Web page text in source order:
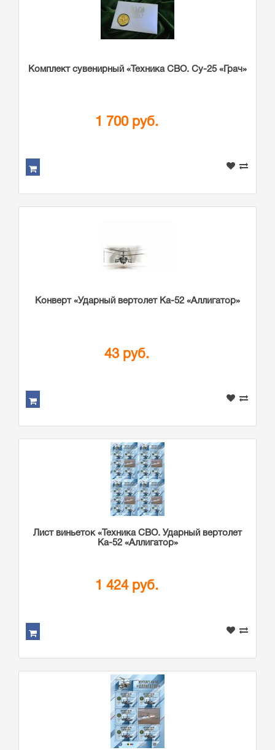
Комплект сувенирный «Техника СВО. Су-25 «Грач»
1 700 руб.
Конверт «Ударный вертолет Ка-52 «Аллигатор»
43 руб.
Лист виньеток «Техника СВО. Ударный вертолет
Ка-52 «Аллигатор»
1 424 руб.